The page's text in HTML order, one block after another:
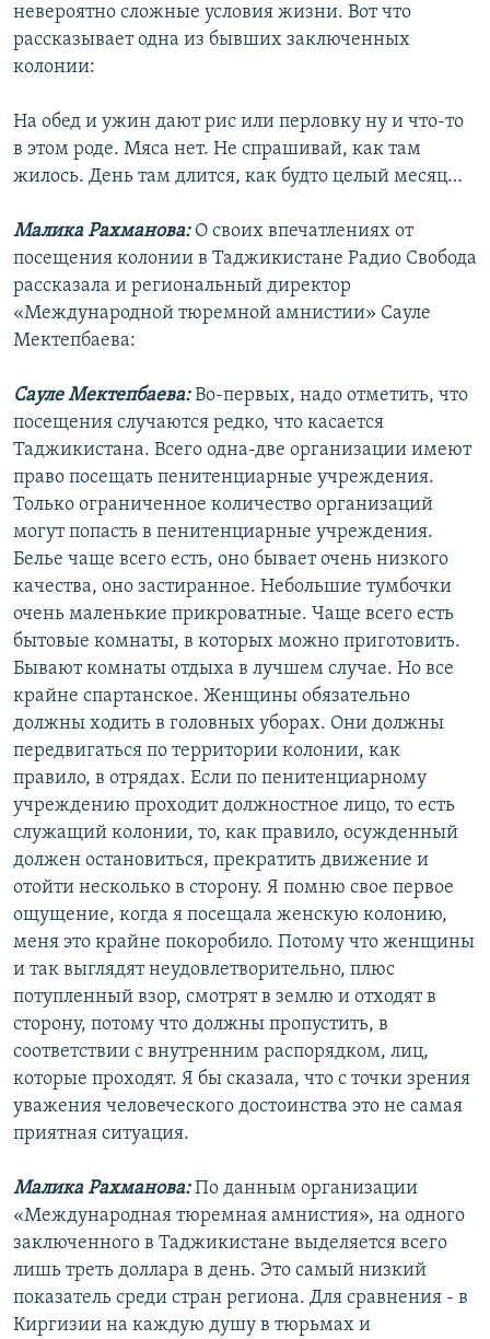
невероятно сложные условия жизни. Вот что
рассказывает одна из бывших заключенных
колонии:
На обед и ужин дают рис или перловку ну и что-то
в этом роде. Мяса нет. Не спрашивай, как там
жилось. День там длится, как будто целый месяц…
Малика Рахманова: О своих впечатлениях от
посещения колонии в Таджикистане Радио Свобода
рассказала и региональный директор
«Международной тюремной амнистии» Сауле
Мектепбаева:
Сауле Мектепбаева:Во-первых, надо отметить, что
посещения случаются редко, что касается
Таджикистана. Всего одна-две организации имеют
право посещать пенитенциарные учреждения.
Только ограниченное количество организаций
могут попасть в пенитенциарные учреждения.
Белье чаще всего есть, оно бывает очень низкого
качества, оно застиранное. Небольшие тумбочки
очень маленькие прикроватные. Чаще всего есть
бытовые комнаты, в которых можно приготовить.
Бывают комнаты отдыха в лучшем случае. Но все
крайне спартанское. Женщины обязательно
должны ходить в головных уборах. Они должны
передвигаться по территории колонии, как
правило, в отрядах. Если по пенитенциарному
учреждению проходит должностное лицо, то есть
служащий колонии, то, как правило, осужденный
должен остановиться, прекратить движение и
отойти несколько в сторону. Я помню свое первое
ощущение, когда я посещала женскую колонию,
меня это крайне покоробило. Потому что женщины
и так выглядят неудовлетворительно, плюс
потупленный взор, смотрят в землю и отходят в
сторону, потому что должны пропустить, в
соответствии с внутренним распорядком, лиц,
которые проходят. Я бы сказала, что с точки зрения
уважения человеческого достоинства это не самая
приятная ситуация.
Малика Рахманова:По данным организации
«Международная тюремная амнистия», на одного
заключенного в Таджикистане выделяется всего
лишь треть доллара в день. Это самый низкий
показатель среди стран региона. Для сравнения - в
Киргизии на каждую душу в тюрьмах и